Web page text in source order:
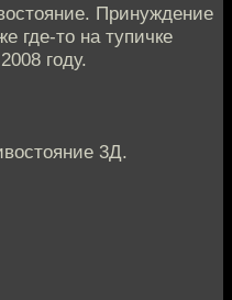
Принуждение
где-то на тупичке
году.
3Д.